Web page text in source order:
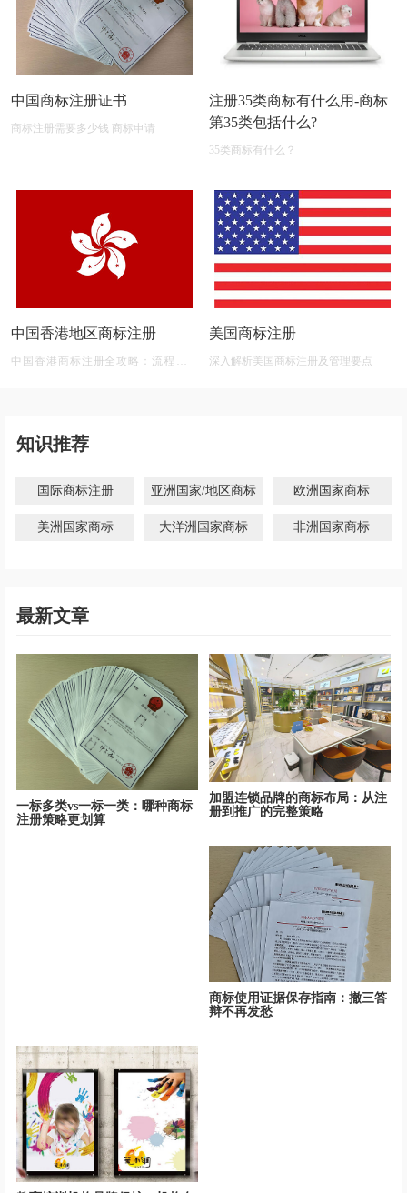
中国商标注册证书
商标注册需要多少钱 商标申请
注册35类商标有什么用-商标
第35类包括什么?
35类商标有什么？
中国香港地区商标注册
中国香港商标注册全攻略：流程、材
美国商标注册
深入解析美国商标注册及管理要点
知识推荐
国际商标注册 亚洲国家/地区商标 欧洲国家商标
美洲国家商标 大洋洲国家商标 非洲国家商标
最新文章
一标多类vs一标一类：哪种商标
注册策略更划算
加盟连锁品牌的商标布局：从注
册到推广的完整策略
商标使用证据保存指南：撤三答
辩不再发愁